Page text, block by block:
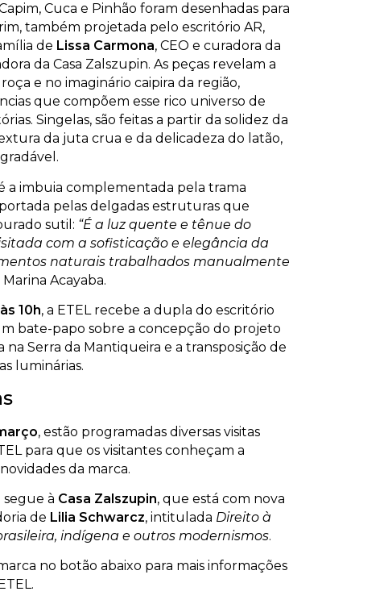
Cuca e Pinhão foram desenhadas para
também projetada pelo escritório AR,
de Lissa Carmona, CEO e curadora da
da Casa Zalszupin. As peças revelam a
e no imaginário caipira da região,
que compõem esse rico universo de
Singelas, são feitas a partir da solidez da
da juta crua e da delicadeza do latão,
a imbuia complementada pela trama
pelas delgadas estruturas que
sutil: “É a luz quente e tênue do
com a sofisticação e elegância da
naturais trabalhados manualmente
Acayaba.
às 10h, a ETEL recebe a dupla do escritório
bate-papo sobre a concepção do projeto
na Serra da Mantiqueira e a transposição de
luminárias.
, estão programadas diversas visitas
para que os visitantes conheçam a
da marca.
segue à Casa Zalszupin, que está com nova
de Lilia Schwarcz, intitulada Direito à
indígena e outros modernismos.
no botão abaixo para mais informações